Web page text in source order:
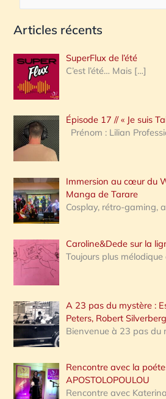
c
e
r
c
h
e
:
Articles récents
SuperFlux de l’été
C’est l’été… Mais […]
Épisode 17 // « Je suis
Prénom : Lilian
Immersion au cœur du
Manga de Tarare
Cosplay, rétro-gaming,
Caroline&Dede sur la
Toujours plus mélodique
A 23 pas du mystère :
Peters, Robert
Bienvenue à 23 pas du
Rencontre avec la
APOSTOLOPOULOU
Rencontre avec